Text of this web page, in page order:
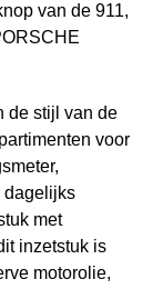
van de 911,
de stijl van de
voor
dagelijks
met
inzetstuk is
motorolie,